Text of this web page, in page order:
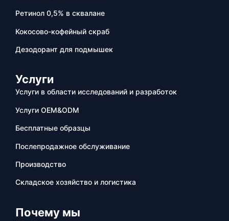
Ретинол 0,5% в сквалане
Кокосово-кофейный скраб
Дезодорант для подмышек
Услуги
Услуги в области исследований и разработок
Услуги OEM&ODM
Бесплатные образцы
Послепродажное обслуживание
Производство
Складское хозяйство и логистика
Почему мы